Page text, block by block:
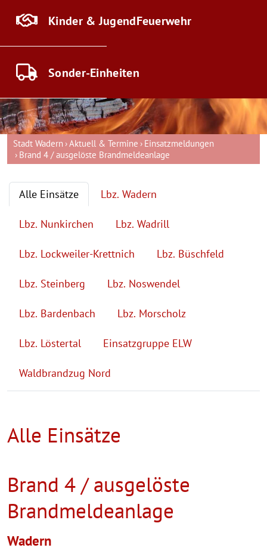
Kinder & JugendFeuerwehr
Sonder-Einheiten
Stadt Wadern Aktuell & Termine
Einsatzmeldungen
Brand 4 / ausgelöste Brandmeldeanlage
Alle Einsätze Lbz. Wadern
Lbz. Nunkirchen Lbz. Wadrill
Lbz. Lockweiler-Krettnich Lbz. Büschfeld
Lbz. Steinberg Lbz. Noswendel
Lbz. Bardenbach Lbz. Morscholz
Lbz. Löstertal Einsatzgruppe ELW
Waldbrandzug Nord
Alle Einsätze
Brand 4 / ausgelöste
Brandmeldeanlage
Wadern